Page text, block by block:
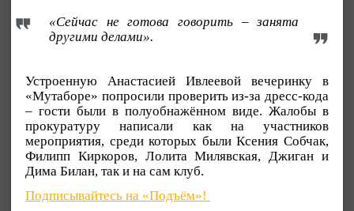
«Сейчас не готова говорить – занята
другими делами».
Устроенную Анастасией Ивлеевой вечеринку в
«Мутаборе» попросили проверить из-за дресс-кода
– гости были в полуобнажённом виде. Жалобы в
прокуратуру написали как на участников
мероприятия, среди которых были Ксения Собчак,
Филипп Киркоров, Лолита Милявская, Джиган и
Дима Билан, так и на сам клуб.
Подписывайтесь на «Подъём»!